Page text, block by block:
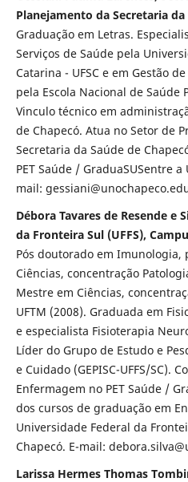
Planejamento da Secretaria da
Graduação em Letras.
Serviços de Saúde pela
Catarina - UFSC e em Gestão
pela Escola Nacional de Saúde
Vinculo técnico em
de Chapecó. Atua no Setor de
Secretaria da Saúde de
PET Saúde / GraduaSUSentre a
mail:
Débora Tavares de Resende e
da Fronteira Sul (UFFS),
Pós doutorado em Imunologia,
Ciências, concentração
Mestre em Ciências,
UFTM (2008). Graduada em
e especialista Fisioterapia
Líder do Grupo de Estudo e
e Cuidado (GEPISC-UFFS/SC).
Enfermagem no PET Saúde /
dos cursos de graduação em
Universidade Federal da
Chapecó. E-mail:
Larissa Hermes Thomas